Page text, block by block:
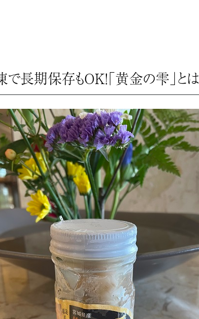
長期保存もOK！「黄金の雫」とは